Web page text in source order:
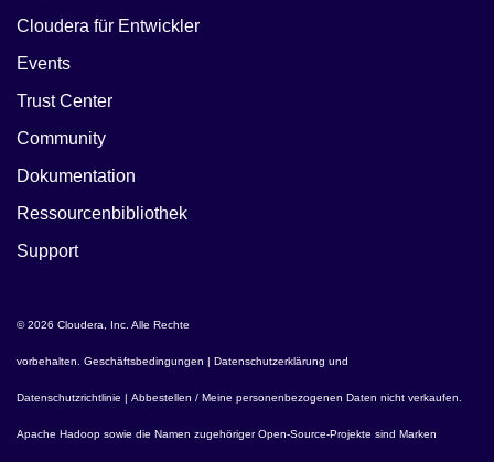
Cloudera für Entwickler
Events
Trust Center
Community
Dokumentation
Ressourcenbibliothek
Support
© 2026 Cloudera, Inc. Alle Rechte
vorbehalten. Geschäftsbedingungen Datenschutzerklärung und
Datenschutzrichtlinie Abbestellen / Meine personenbezogenen Daten nicht verkaufen.
Apache Hadoop sowie die Namen zugehöriger Open-Source-Projekte sind Marken